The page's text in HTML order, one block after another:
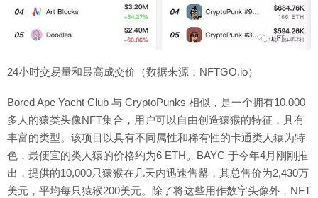
24小时交易量和最高成交价（数据来源：NFTGO.io）
Bored Ape Yacht Club 与 CryptoPunks 相似，是一个拥有10,000
多人的猿类头像NFT集合，用户可以自由创造猿猴的特征，具有
丰富的类型。该项目以具有不同属性和稀有性的卡通类人猿为特
色，最便宜的类人猿的价格约为6 ETH。BAYC 于今年4月刚刚推
出，提供的10,000只猿猴在几天内迅速售罄，其总售价为2,430万
美元，平均每只猿猴200美元。除了将这些用作数字头像外，NFT